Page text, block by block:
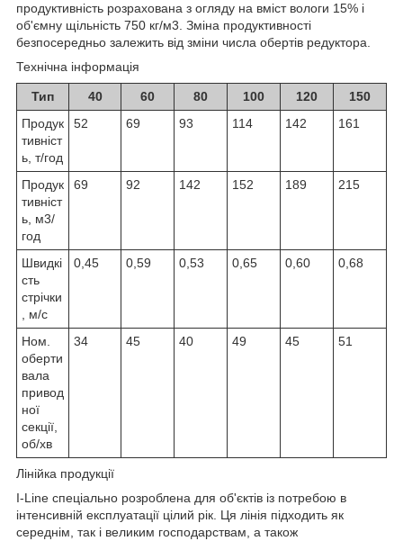
продуктивність розрахована з огляду на вміст вологи 15% і
об'ємну щільність 750 кг/м3. Зміна продуктивності
безпосередньо залежить від зміни числа обертів редуктора.
Технічна інформація
Тип 40 60 80 100 120
150
Продук
тивніст
ь, т/год
52 69 93 114 142 161
Продук
тивніст
ь, м3/
год
69 92 142 152 189 215
Швидкі
сть
стрічки
, м/с
0,45 0,59 0,53 0,65 0,60 0,68
Ном.
оберти
вала
привод
ної
секції,
об/хв
34 45 40 49 45 51
Лінійка продукції
I-Line спеціально розроблена для об'єктів із потребою в
інтенсивній експлуатації цілий рік. Ця лінія підходить як
середнім, так і великим господарствам, а також